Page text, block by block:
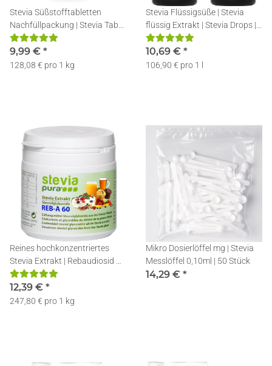
Stevia Süßstofftabletten
Nachfüllpackung | Stevia Tabs |
Stevia Tabletten + Spender |
1200
9,99 € *
128,08 € pro 1 kg
Stevia Flüssigsüße | Stevia
flüssig Extrakt | Stevia Drops |
2x50ml
10,69 € *
106,90 € pro 1 l
Reines hochkonzentriertes
Stevia Extrakt | Rebaudiosid A
60% - 50g | inkl. Dosierlöffel
12,39 € *
247,80 € pro 1 kg
Mikro Dosierlöffel mg | Stevia
Messlöffel 0,10ml | 50 Stück
14,29 € *